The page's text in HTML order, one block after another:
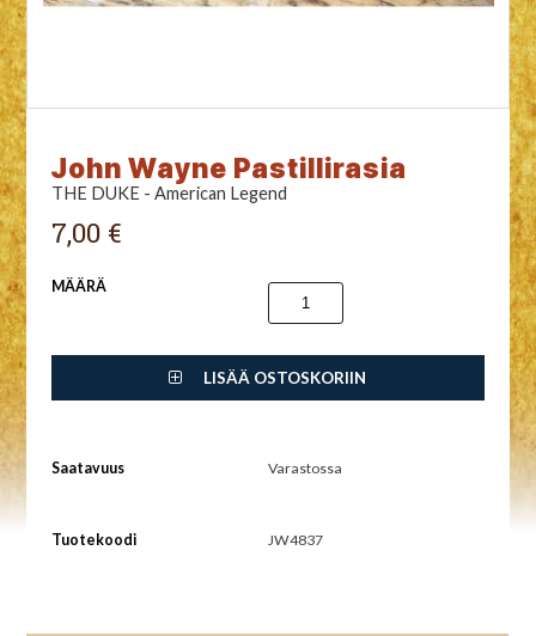
John Wayne Pastillirasia
THE DUKE - American Legend
7,00 €
MÄÄRÄ
LISÄÄ OSTOSKORIIN
Saatavuus Varastossa
Tuotekoodi JW4837